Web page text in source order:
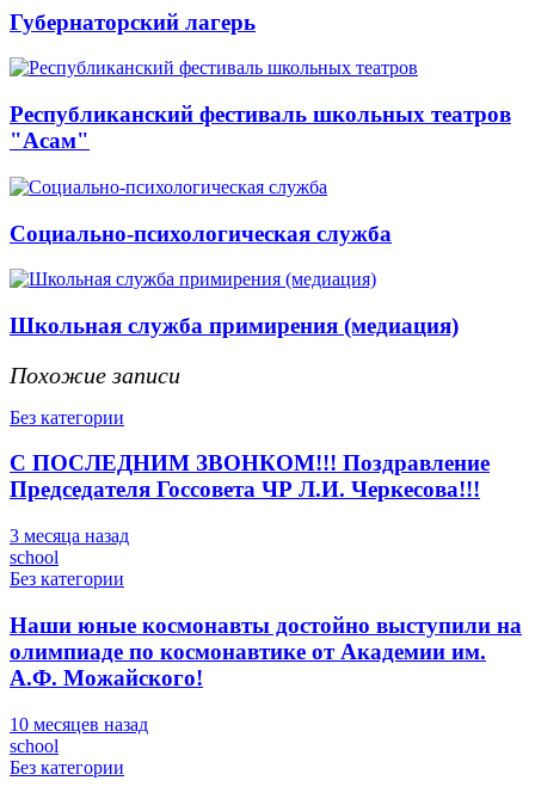
Губернаторский лагерь
Республиканский фестиваль школьных театров
"Асам"
Социально-психологическая служба
Школьная служба примирения (медиация)
Похожие записи
Без категории
С ПОСЛЕДНИМ ЗВОНКОМ!!! Поздравление
Председателя Госсовета ЧР Л.И. Черкесова!!!
3 месяца назад
school
Без категории
Наши юные космонавты достойно выступили на
олимпиаде по космонавтике от Академии им.
А.Ф. Можайского!
10 месяцев назад
school
Без категории